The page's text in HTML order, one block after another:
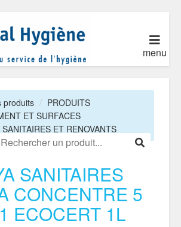
menu
produits
PRODUITS
ET SURFACES
ET RENOVANTS
SANITAIRES
CONCENTRE 5
ECOCERT 1L